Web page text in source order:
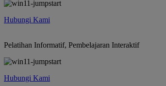
Hubungi Kami
Pelatihan Informatif, Pembelajaran Interaktif
Hubungi Kami